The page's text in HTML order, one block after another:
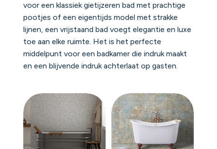
voor een klassiek gietijzeren bad met prachtige
pootjes of een eigentijds model met strakke
lijnen, een vrijstaand bad voegt elegantie en luxe
toe aan elke ruimte. Het is het perfecte
middelpunt voor een badkamer die indruk maakt
en een blijvende indruk achterlaat op gasten.